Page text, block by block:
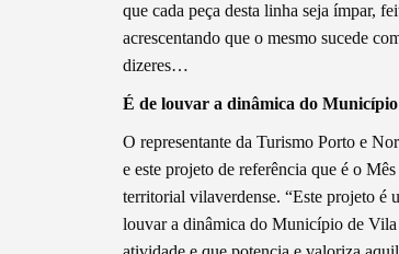
Categorias gerais
Filtros
que cada peça desta linha seja ímpar,
acrescentando que o mesmo sucede
dizeres…
É de louvar a dinâmica do
O representante da Turismo Porto e
e este projeto de referência que é o
territorial vilaverdense. “Este projeto é
louvar a dinâmica do Município de Vila